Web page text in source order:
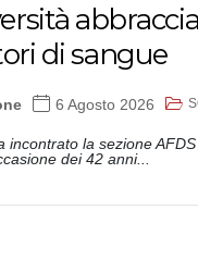
di sangue
6 Agosto 2026
incontrato la sezione
dei 42 anni...